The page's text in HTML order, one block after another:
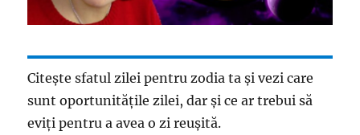
Citește sfatul zilei pentru zodia ta și vezi care
sunt oportunitățile zilei, dar și ce ar trebui să
eviți pentru a avea o zi reușită.